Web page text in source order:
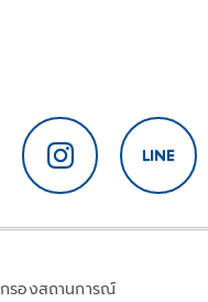
กรองสถานการณ์